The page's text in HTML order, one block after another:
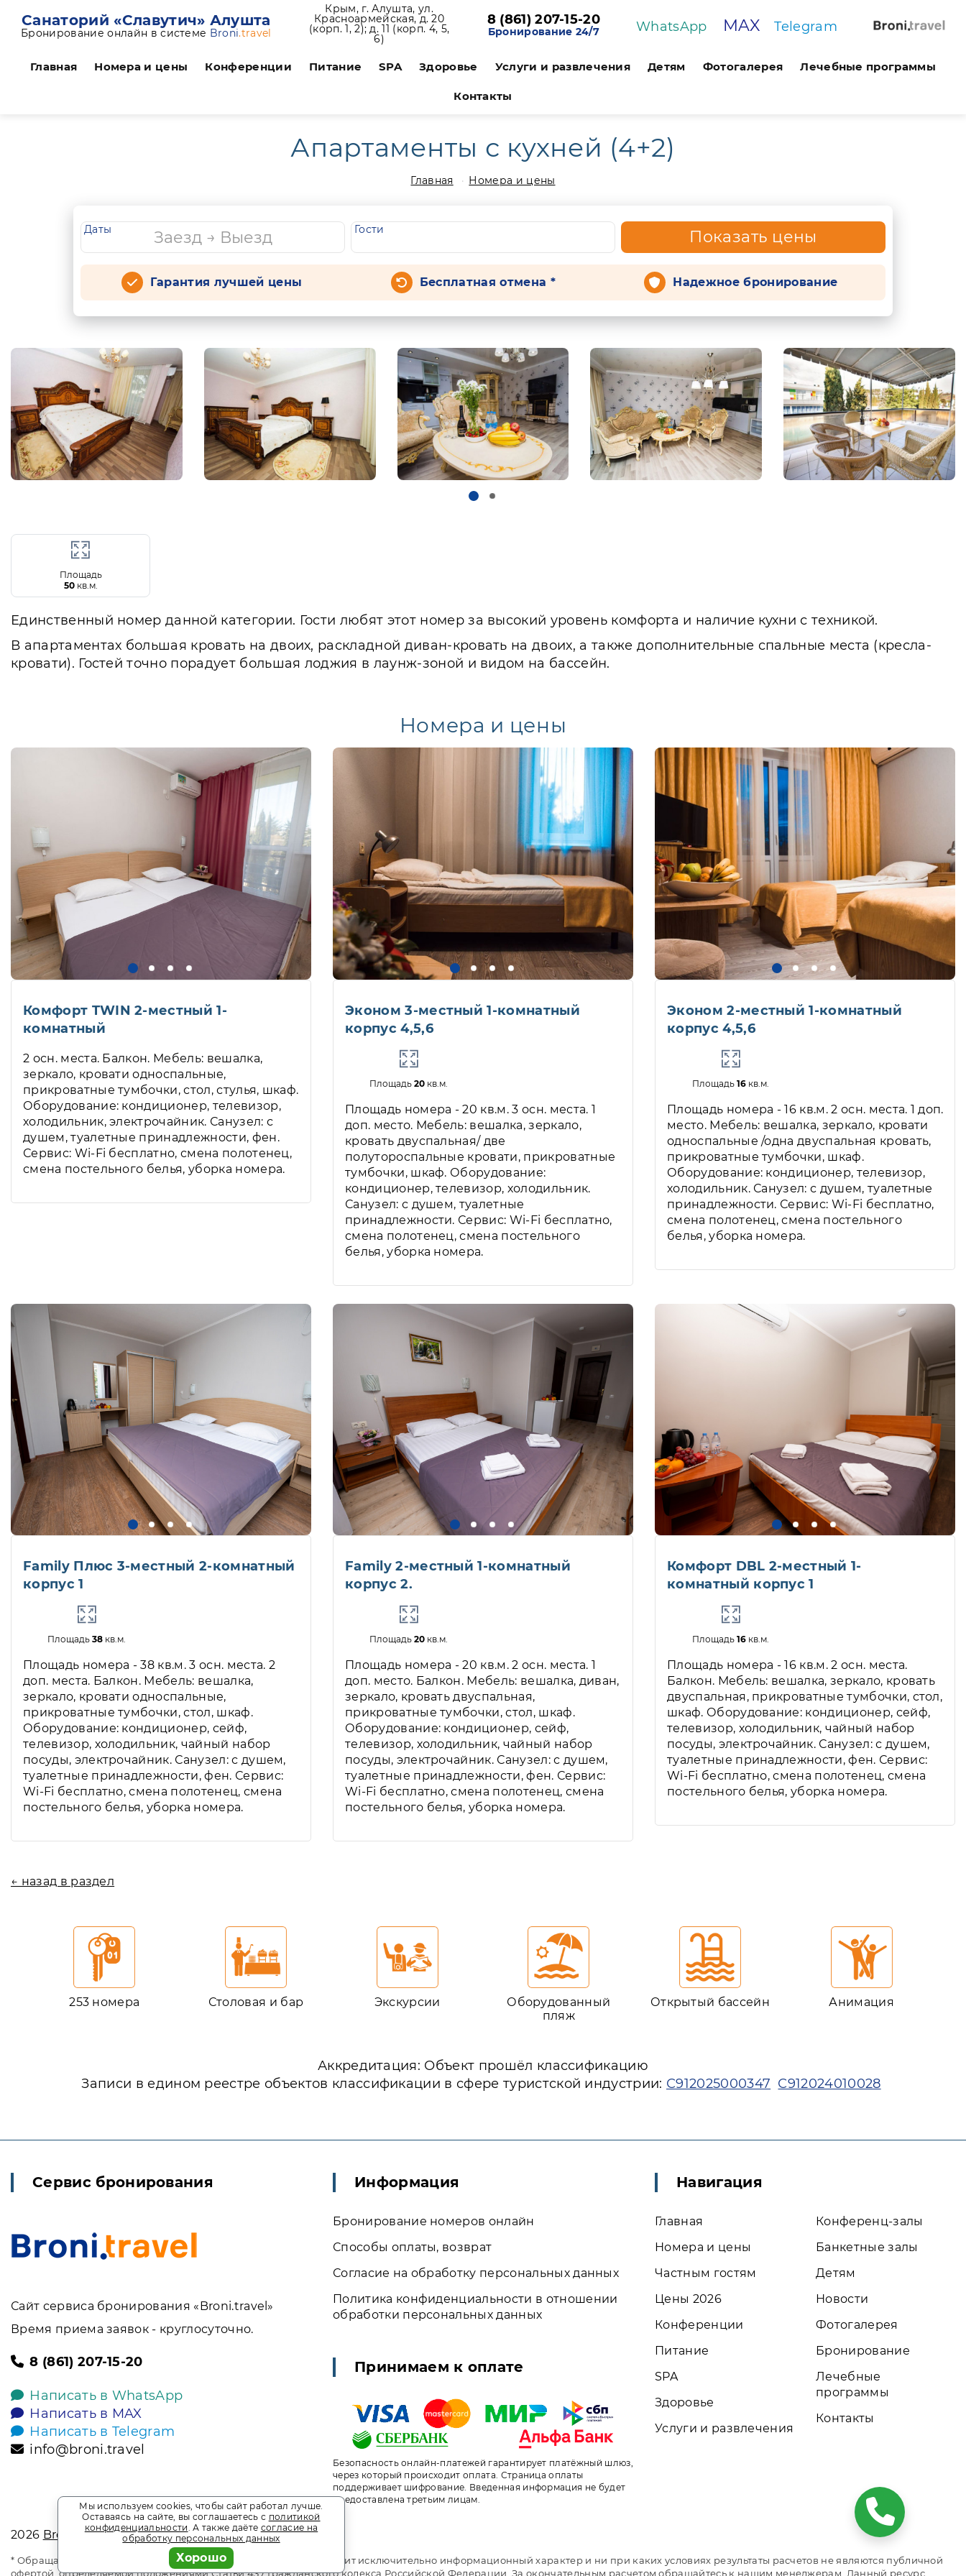
Санаторий «Славутич» Алушта
Бронирование онлайн в системе Broni.travel
Крым, г. Алушта, ул.
Красноармейская, д. 20
(корп. 1, 2); д. 11 (корп. 4, 5,
6)
8 (861) 207-15-20
Бронирование 24/7 WhatsApp MAX Telegram
Главная Номера и цены Конференции Питание SPA Здоровье Услуги и развлечения Детям Фотогалерея Лечебные программы
Контакты
Апартаменты с кухней (4+2)
Главная Номера и цены
Даты Гости Показать цены
Гарантия лучшей цены Бесплатная отмена * Надежное бронирование
Площадь
50кв.м.
Единственный номер данной категории. Гости любят этот номер за высокий уровень комфорта и наличие кухни с техникой.
В апартаментах большая кровать на двоих, раскладной диван-кровать на двоих, а также дополнительные спальные места (кресла-
кровати). Гостей точно порадует большая лоджия в лаунж-зоной и видом на бассейн.
Номера и цены
Комфорт TWIN 2-местный 1-
комнатный
2 осн. места. Балкон. Мебель: вешалка,
зеркало, кровати односпальные,
прикроватные тумбочки, стол, стулья, шкаф.
Оборудование: кондиционер, телевизор,
холодильник, электрочайник. Санузел: с
душем, туалетные принадлежности, фен.
Сервис: Wi-Fi бесплатно, смена полотенец,
смена постельного белья, уборка номера.
Эконом 3-местный 1-комнатный
корпус 4,5,6
Площадь20 кв.м.
Площадь номера - 20 кв.м. 3 осн. места. 1
доп. место. Мебель: вешалка, зеркало,
кровать двуспальная/ две
полутороспальные кровати, прикроватные
тумбочки, шкаф. Оборудование:
кондиционер, телевизор, холодильник.
Санузел: с душем, туалетные
принадлежности. Сервис: Wi-Fi бесплатно,
смена полотенец, смена постельного
белья, уборка номера.
Эконом 2-местный 1-комнатный
корпус 4,5,6
Площадь16 кв.м.
Площадь номера - 16 кв.м. 2 осн. места. 1 доп.
место. Мебель: вешалка, зеркало, кровати
односпальные /одна двуспальная кровать,
прикроватные тумбочки, шкаф.
Оборудование: кондиционер, телевизор,
холодильник. Санузел: с душем, туалетные
принадлежности. Сервис: Wi-Fi бесплатно,
смена полотенец, смена постельного
белья, уборка номера.
Family Плюс 3-местный 2-комнатный
корпус 1
Площадь38 кв.м.
Площадь номера - 38 кв.м. 3 осн. места. 2
доп. места. Балкон. Мебель: вешалка,
зеркало, кровати односпальные,
прикроватные тумбочки, стол, шкаф.
Оборудование: кондиционер, сейф,
телевизор, холодильник, чайный набор
посуды, электрочайник. Санузел: с душем,
туалетные принадлежности, фен. Сервис:
Wi-Fi бесплатно, смена полотенец, смена
постельного белья, уборка номера.
Family 2-местный 1-комнатный
корпус 2.
Площадь20 кв.м.
Площадь номера - 20 кв.м. 2 осн. места. 1
доп. место. Балкон. Мебель: вешалка, диван,
зеркало, кровать двуспальная,
прикроватные тумбочки, стол, шкаф.
Оборудование: кондиционер, сейф,
телевизор, холодильник, чайный набор
посуды, электрочайник. Санузел: с душем,
туалетные принадлежности, фен. Сервис:
Wi-Fi бесплатно, смена полотенец, смена
постельного белья, уборка номера.
Комфорт DBL 2-местный 1-
комнатный корпус 1
Площадь16 кв.м.
Площадь номера - 16 кв.м. 2 осн. места.
Балкон. Мебель: вешалка, зеркало, кровать
двуспальная, прикроватные тумбочки, стол,
шкаф. Оборудование: кондиционер, сейф,
телевизор, холодильник, чайный набор
посуды, электрочайник. Санузел: с душем,
туалетные принадлежности, фен. Сервис:
Wi-Fi бесплатно, смена полотенец, смена
постельного белья, уборка номера.
← назад в раздел
253 номера Столовая и бар Экскурсии
Оборудованный
пляж
Открытый бассейн Анимация
Аккредитация: Объект прошёл классификацию
Записи в едином реестре объектов классификации в сфере туристской индустрии: С912025000347 С912024010028
Сервис бронирования
Сайт сервиса бронирования «Broni.travel»
Время приема заявок - круглосуточно.
8 (861) 207-15-20
Написать в WhatsApp
Написать в MAX
Написать в Telegram
info@broni.travel
Информация
Бронирование номеров онлайн
Способы оплаты, возврат
Согласие на обработку персональных данных
Политика конфиденциальности в отношении
обработки персональных данных
Принимаем к оплате
Безопасность онлайн-платежей гарантирует платёжный шлюз,
через который происходит оплата. Страница оплаты
поддерживает шифрование. Введенная информация не будет
предоставлена третьим лицам.
Навигация
Главная
Номера и цены
Частным гостям
Цены 2026
Конференции
Питание
SPA
Здоровье
Услуги и развлечения
Конференц-залы
Банкетные залы
Детям
Новости
Фотогалерея
Бронирование
Лечебные
программы
Контакты
2026 Broni.travel
* Обращаем ваше внимание на то, что данный интернет-сайт носит исключительно информационный характер и ни при каких условиях результаты расчетов не являются публичной
офертой, определяемой положениями Статьи 437 Гражданского кодекса Российской Федерации. За окончательным расчетом обращайтесь к нашим менеджерам. Данный ресурс
Мы используем cookies, чтобы сайт работал лучше.
Оставаясь на сайте, вы соглашаетесь с политикой
конфиденциальности. А также даёте согласие на
обработку персональных данных
Хорошо